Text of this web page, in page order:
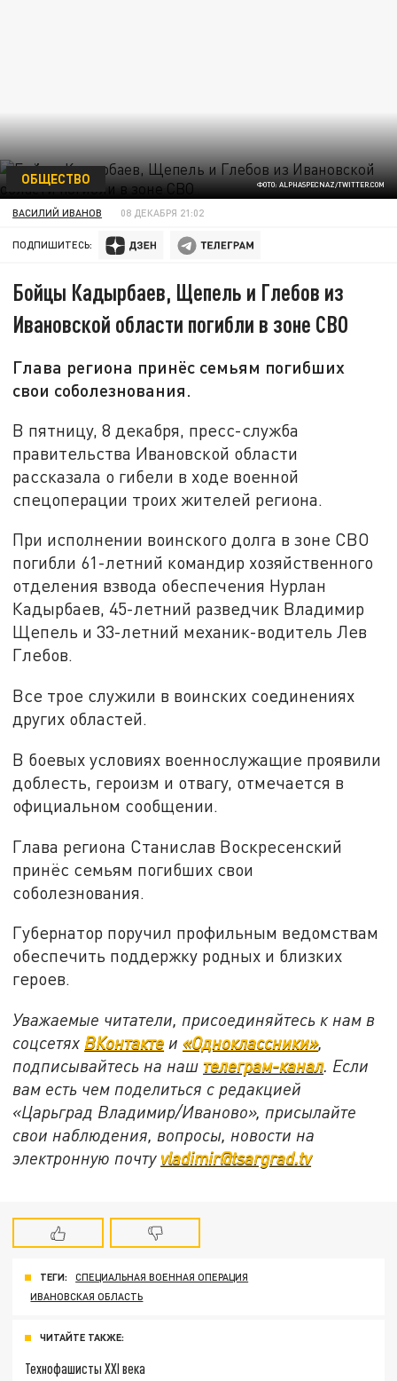
ФОТО: ALPHASPECNAZ/TWITTER.COM
ОБЩЕСТВО
ВАСИЛИЙ ИВАНОВ 08 ДЕКАБРЯ 21:02
ПОДПИШИТЕСЬ:
Бойцы Кадырбаев, Щепель и Глебов из
Ивановской области погибли в зоне СВО
Глава региона принёс семьям погибших
свои соболезнования.
В пятницу, 8 декабря, пресс-служба
правительства Ивановской области
рассказала о гибели в ходе военной
спецоперации троих жителей региона.
При исполнении воинского долга в зоне СВО
погибли 61-летний командир хозяйственного
отделения взвода обеспечения Нурлан
Кадырбаев, 45-летний разведчик Владимир
Щепель и 33-летний механик-водитель Лев
Глебов.
Все трое служили в воинских соединениях
других областей.
В боевых условиях военнослужащие проявили
доблесть, героизм и отвагу, отмечается в
официальном сообщении.
Глава региона Станислав Воскресенский
принёс семьям погибших свои
соболезнования.
Губернатор поручил профильным ведомствам
обеспечить поддержку родных и близких
героев.
Уважаемые читатели, присоединяйтесь к нам в
соцсетях ВКонтакте и«Одноклассники»,
подписывайтесь на наш телеграм-канал. Если
вам есть чем поделиться с редакцией
«Царьград Владимир/Иваново», присылайте
свои наблюдения, вопросы, новости на
электронную почту vladimir@tsargrad.tv
ТЕГИ:
СПЕЦИАЛЬНАЯ ВОЕННАЯ ОПЕРАЦИЯ
ИВАНОВСКАЯ ОБЛАСТЬ
ЧИТАЙТЕ ТАКЖЕ:
Технофашисты XXI века